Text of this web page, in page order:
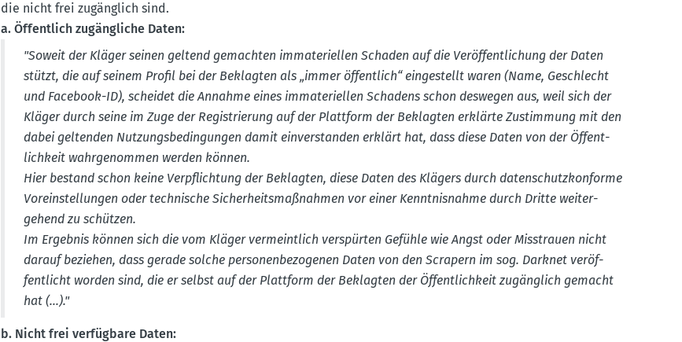
die nicht frei zugänglich sind.
a. Öffentlich zugäng­liche Daten:
"Soweit der Kläger seinen geltend gemachten immate­ri­ellen Schaden auf die Veröf­fent­li­chung der Daten
stützt, die auf seinem Profil bei der Beklagten als „immer öffentlich“ einge­stellt waren (Name, Geschlecht
und Facebook-ID), scheidet die Annahme eines immate­ri­ellen Schadens schon deswegen aus, weil sich der
Kläger durch seine im Zuge der Regis­trierung auf der Plattform der Beklagten erklärte Zustimmung mit den
dabei geltenden Nutzungs­be­din­gungen damit einver­standen erklärt hat, dass diese Daten von der Öffent­
lichkeit wahrge­nommen werden können.
Hier bestand schon keine Verpflichtung der Beklagten, diese Daten des Klägers durch daten­schutz­kon­forme
Vorein­stel­lungen oder technische Sicher­heits­maß­nahmen vor einer Kennt­nis­nahme durch Dritte weiter­
gehend zu schützen.
Im Ergebnis können sich die vom Kläger vermeintlich verspürten Gefühle wie Angst oder Misstrauen nicht
darauf beziehen, dass gerade solche perso­nen­be­zo­genen Daten von den Scrapern im sog. Darknet veröf­
fent­licht worden sind, die er selbst auf der Plattform der Beklagten der Öffent­lichkeit zugänglich gemacht
hat (…)."
b. Nicht frei verfügbare Daten: